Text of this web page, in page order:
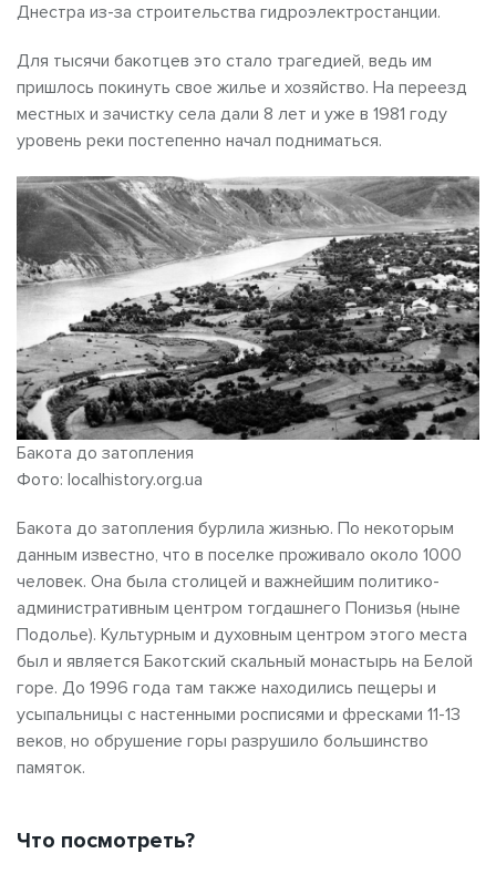
Днестра из-за строительства гидроэлектростанции.
Для тысячи бакотцев это стало трагедией, ведь им
пришлось покинуть свое жилье и хозяйство. На переезд
местных и зачистку села дали 8 лет и уже в 1981 году
уровень реки постепенно начал подниматься.
Бакота до затопления
Фото: localhistory.org.ua
Бакота до затопления бурлила жизнью. По некоторым
данным известно, что в поселке проживало около 1000
человек. Она была столицей и важнейшим политико-
административным центром тогдашнего Понизья (ныне
Подолье). Культурным и духовным центром этого места
был и является Бакотский скальный монастырь на Белой
горе. До 1996 года там также находились пещеры и
усыпальницы с настенными росписями и фресками 11-13
веков, но обрушение горы разрушило большинство
памяток.
Что посмотреть?